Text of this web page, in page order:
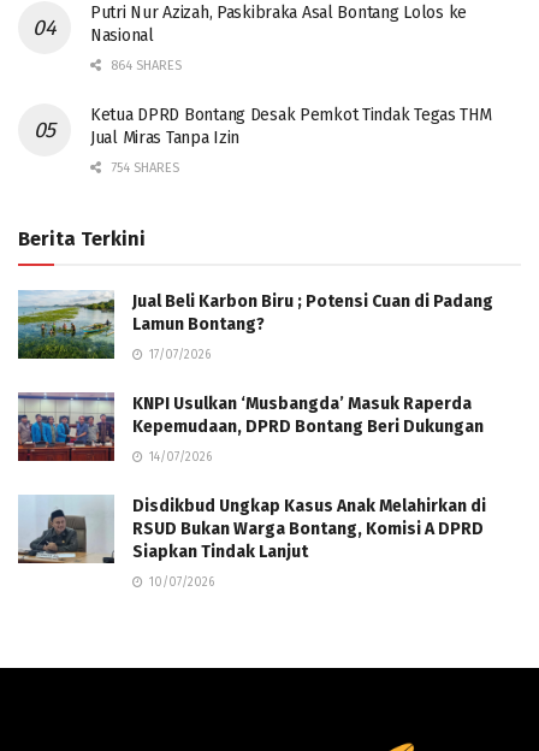
Putri Nur Azizah, Paskibraka Asal Bontang Lolos ke
Nasional
864 SHARES
Ketua DPRD Bontang Desak Pemkot Tindak Tegas THM
Jual Miras Tanpa Izin
754 SHARES
Berita Terkini
Jual Beli Karbon Biru ; Potensi Cuan di Padang
Lamun Bontang?
17/07/2026
KNPI Usulkan ‘Musbangda’ Masuk Raperda
Kepemudaan, DPRD Bontang Beri Dukungan
14/07/2026
Disdikbud Ungkap Kasus Anak Melahirkan di
RSUD Bukan Warga Bontang, Komisi A DPRD
Siapkan Tindak Lanjut
10/07/2026